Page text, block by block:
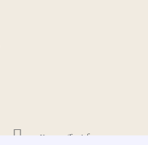
Kosteneffectief